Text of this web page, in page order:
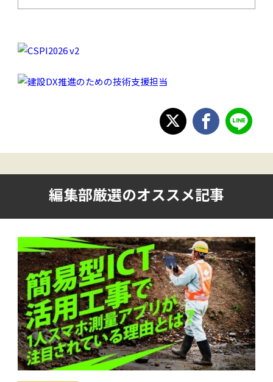
編集部厳選のオススメ記事